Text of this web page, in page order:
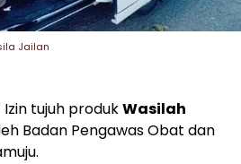
Jailan
Izin tujuh produkWasilah
Badan Pengawas Obat dan